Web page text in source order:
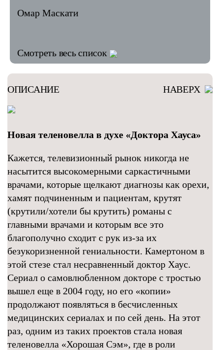
Омар Маскати
Смотреть весь список
ОПИСАНИЕ НАВЕРХ
Новая теленовелла в духе «Доктора Хауса»
Кажется, телевизионный рынок никогда не
насытится высокомерными саркастичными
врачами, которые щелкают диагнозы как орехи,
хамят подчиненным и пациентам, крутят
(крутили/хотели бы крутить) романы с
главными врачами и которым все это
благополучно сходит с рук из-за их
безукоризненной гениальности. Камертоном в
этой стезе стал несравненный доктор Хаус.
Сериал о самовлюбленном докторе с тростью
вышел еще в 2004 году, но его «копии»
продолжают появляться в бесчисленных
медицинских сериалах и по сей день. На этот
раз, одним из таких проектов стала новая
теленовелла «Хорошая Сэм», где в роли